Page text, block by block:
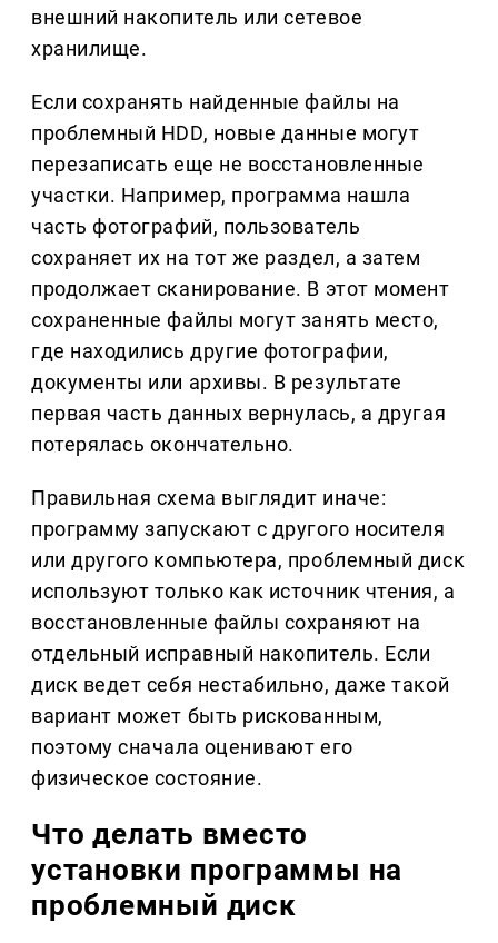
внешний накопитель или сетевое
хранилище.
Если сохранять найденные файлы на
проблемный HDD, новые данные могут
перезаписать еще не восстановленные
участки. Например, программа нашла
часть фотографий, пользователь
сохраняет их на тот же раздел, а затем
продолжает сканирование. В этот момент
сохраненные файлы могут занять место,
где находились другие фотографии,
документы или архивы. В результате
первая часть данных вернулась, а другая
потерялась окончательно.
Правильная схема выглядит иначе:
программу запускают с другого носителя
или другого компьютера, проблемный диск
используют только как источник чтения, а
восстановленные файлы сохраняют на
отдельный исправный накопитель. Если
диск ведет себя нестабильно, даже такой
вариант может быть рискованным,
поэтому сначала оценивают его
физическое состояние.
Что делать вместо
установки программы на
проблемный диск